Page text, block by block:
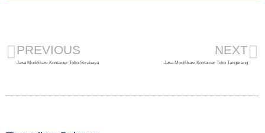
PREVIOUS
Jasa Modifikasi Kontainer Toko Surabaya
NEXT
Jasa Modifikasi Kontainer Toko Tangerang